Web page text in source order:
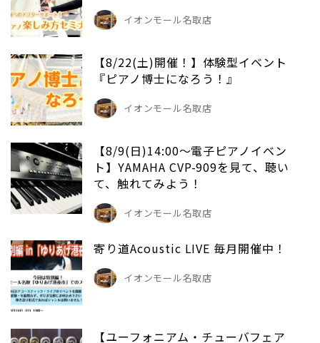
イオンモール名取店
【8/22(土)開催！】体験型イベント
『ピアノ博士になろう！』
イオンモール名取店
【8/9(日)14:00～電子ピアノイベン
ト】YAMAHA CVP-909を見て、聴い
て、触れてみよう！
イオンモール名取店
寄り道Acoustic LIVE 毎月開催中！
イオンモール名取店
【ユーフォニアム・チューバフェア